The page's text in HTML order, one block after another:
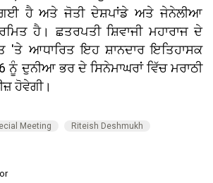
ਹੈ ਅਤੇ ਜੋਤੀ ਦੇਸ਼ਪਾਂਡੇ ਅਤੇ ਜੇਨੇਲੀਆ
ਹੈ। ਛਤਰਪਤੀ ਸ਼ਿਵਾਜੀ ਮਹਾਰਾਜ ਦੇ
'ਤੇ ਆਧਾਰਿਤ ਇਹ ਸ਼ਾਨਦਾਰ ਇਤਿਹਾਸਕ
ਨੂੰ ਦੁਨੀਆ ਭਰ ਦੇ ਸਿਨੇਮਾਘਰਾਂ ਵਿੱਚ ਮਰਾਠੀ
ਹੋਵੇਗੀ।
Meeting Riteish Deshmukh